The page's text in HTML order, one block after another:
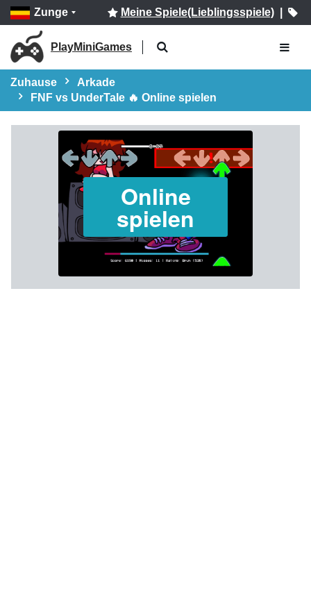
Zunge Meine Spiele(Lieblingsspiele)|
PlayMiniGames
Zuhause
Arkade
FNF vs UnderTale 🔥 Online spielen
Online
spielen